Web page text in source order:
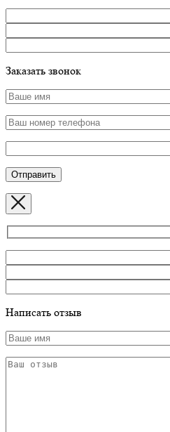
Заказать звонок
Написать отзыв